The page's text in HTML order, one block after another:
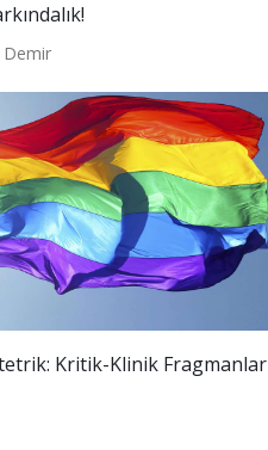
Demir
Kritik-Klinik Fragmanlar